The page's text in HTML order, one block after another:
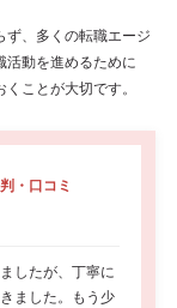
ず、多くの転職エージ
活動を進めるために
ことが大切です。
・口コミ
したが、丁寧に
ました。もう少